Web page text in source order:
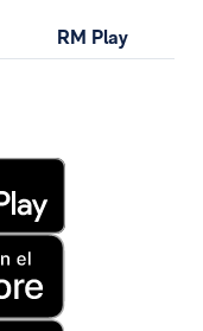
RM Play